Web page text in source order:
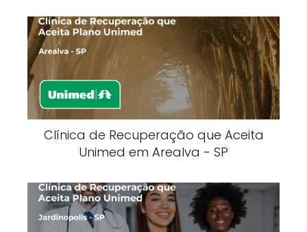
Clínica de Recuperação que Aceita
Unimed em Arealva - SP